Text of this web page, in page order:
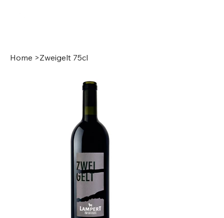
Home >Zweigelt 75cl